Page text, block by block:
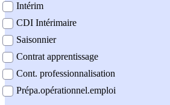
Intérim
CDI Intérimaire
Saisonnier
Contrat apprentissage
Cont. professionnalisation
Prépa.opérationnel.emploi